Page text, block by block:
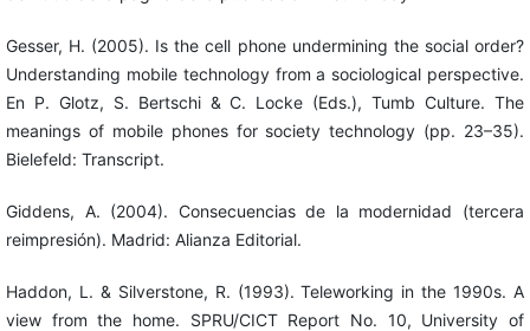
Gesser, H. (2005). Is the cell phone undermining the social order?
Understanding mobile technology from a sociological perspective.
En P. Glotz, S. Bertschi & C. Locke (Eds.), Tumb Culture. The
meanings of mobile phones for society technology (pp. 23–35).
Bielefeld: Transcript.
Giddens, A. (2004). Consecuencias de la modernidad (tercera
reimpresión). Madrid: Alianza Editorial.
Haddon, L. & Silverstone, R. (1993). Teleworking in the 1990s. A
view from the home. SPRU/CICT Report No. 10, University of